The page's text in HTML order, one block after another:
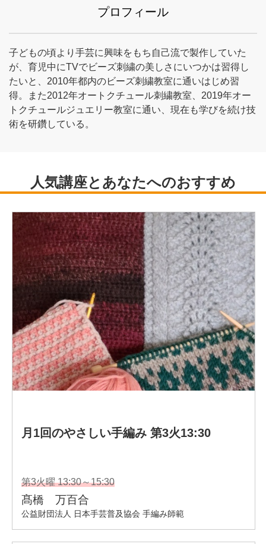
プロフィール
子どもの頃より手芸に興味をもち自己流で製作していた
が、育児中にTVでビーズ刺繍の美しさにいつかは習得し
たいと、2010年都内のビーズ刺繍教室に通いはじめ習
得。また2012年オートクチュール刺繍教室、2019年オー
トクチュールジュエリー教室に通い、現在も学びを続け技
術を研鑽している。